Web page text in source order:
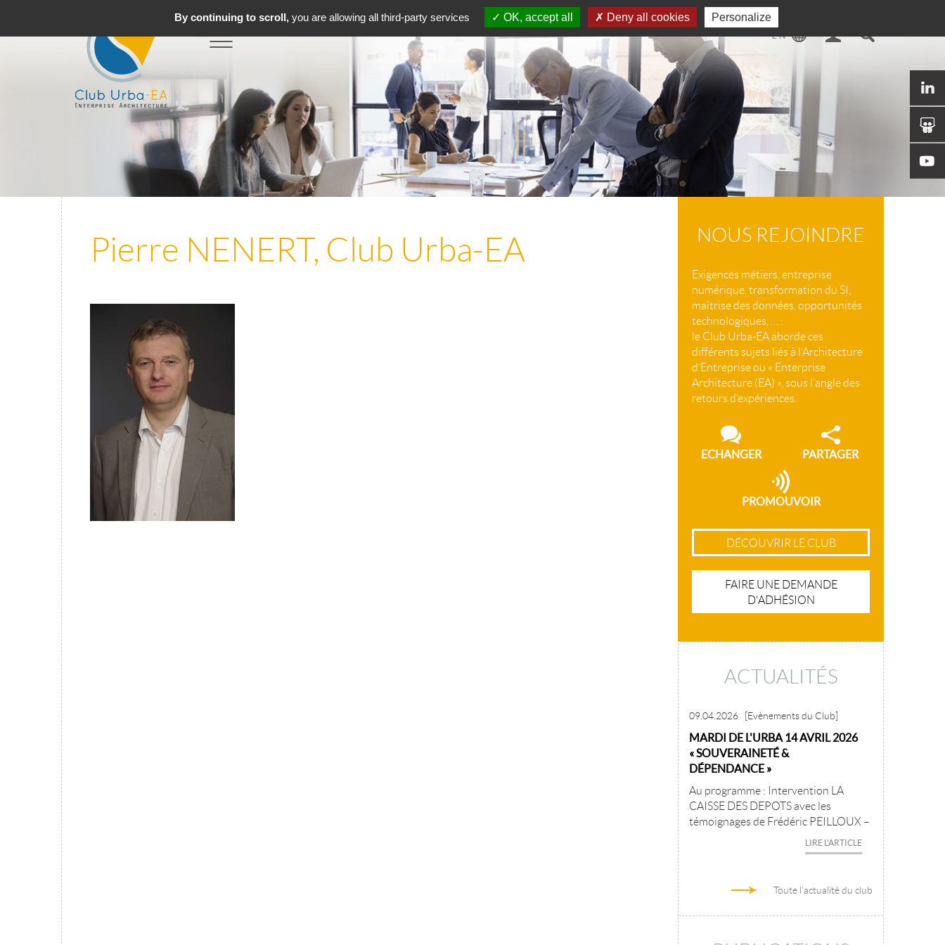
Toggle
navigation
Pierre NENERT, Club Urba-EA NOUS REJOINDRE
Exigences métiers, entreprise
numérique, transformation du SI,
maîtrise des données, opportunités
technologiques, … :
le Club Urba-EA aborde ces
différents sujets liés à l’Architecture
d’Entreprise ou « Enterprise
Architecture (EA) », sous l’angle des
retours d’expériences.
ECHANGER PARTAGER
PROMOUVOIR
DÉCOUVRIR LE CLUB
FAIRE UNE DEMANDE
D'ADHÉSION
ACTUALITÉS
09.04.2026 [Evènements du Club]
MARDI DE L'URBA 14 AVRIL 2026
« SOUVERAINETÉ &
DÉPENDANCE »
Au programme : Intervention LA
CAISSE DES DEPOTS avec les
témoignages de Frédéric PEILLOUX –
LIRE L'ARTICLE
Toute l'actualité du club
By continuing to scroll,you are allowing all third-party services OK, accept all Deny all cookies Personalize